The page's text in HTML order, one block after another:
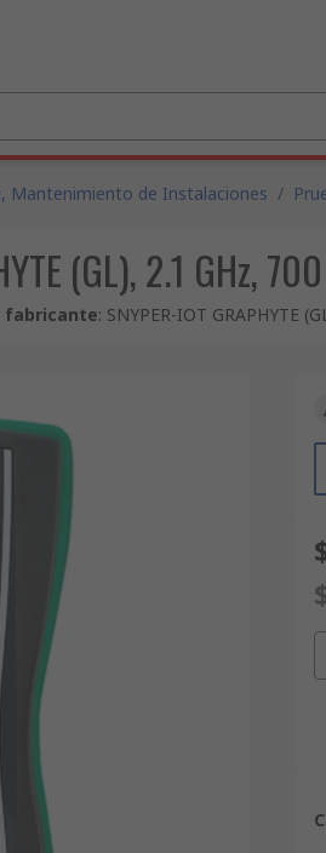
Mantenimiento de Instalaciones /
(GL), 2.1 GHz,
fabricante: SNYPER-IOT GRAPHYTE